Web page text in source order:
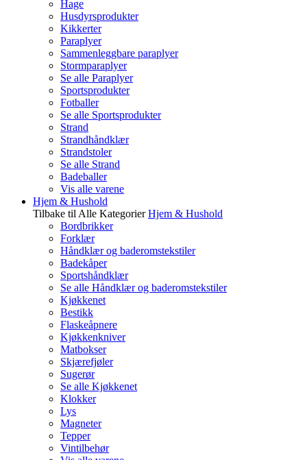
Hage
Husdyrsprodukter
Kikkerter
Paraplyer
Sammenleggbare paraplyer
Stormparaplyer
Se alle Paraplyer
Sportsprodukter
Fotballer
Se alle Sportsprodukter
Strand
Strandhåndklær
Strandstoler
Se alle Strand
Badeballer
Vis alle varene
Hjem & Hushold
Tilbake til Alle Kategorier Hjem & Hushold
Bordbrikker
Forklær
Håndklær og baderomstekstiler
Badekåper
Sportshåndklær
Se alle Håndklær og baderomstekstiler
Kjøkkenet
Bestikk
Flaskeåpnere
Kjøkkenkniver
Matbokser
Skjærefjøler
Sugerør
Se alle Kjøkkenet
Klokker
Lys
Magneter
Tepper
Vintilbehør